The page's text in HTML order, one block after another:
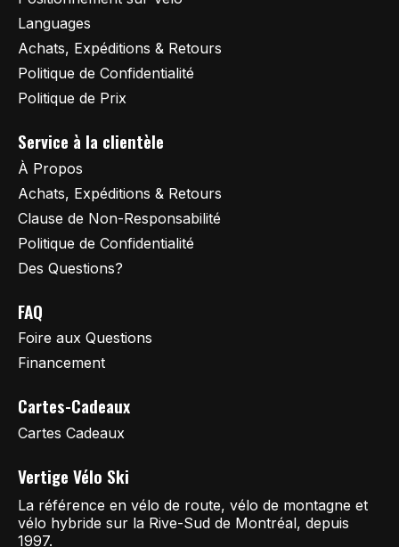
Languages
Achats, Expéditions & Retours
Politique de Confidentialité
Politique de Prix
Service à la clientèle
À Propos
Achats, Expéditions & Retours
Clause de Non-Responsabilité
Politique de Confidentialité
Des Questions?
FAQ
Foire aux Questions
Financement
Cartes-Cadeaux
Cartes Cadeaux
Vertige Vélo Ski
La référence en vélo de route, vélo de montagne et
vélo hybride sur la Rive-Sud de Montréal, depuis
1997.